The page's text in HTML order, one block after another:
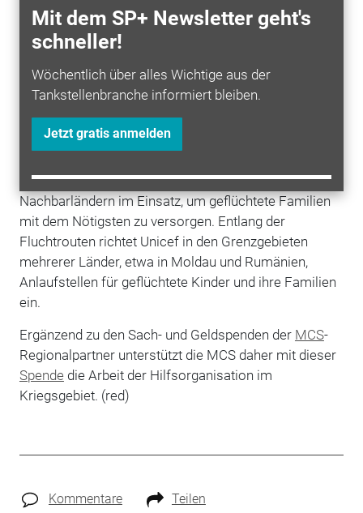
Mit dem SP+ Newsletter geht's
schneller!
Wöchentlich über alles Wichtige aus der
Tankstellenbranche informiert bleiben.
Jetzt gratis anmelden
Die Unicef ist in derUkraineund in vielen
Nachbarländern im Einsatz, um geflüchtete Familien
mit dem Nötigsten zu versorgen. Entlang der
Fluchtrouten richtet Unicef in den Grenzgebieten
mehrerer Länder, etwa in Moldau und Rumänien,
Anlaufstellen für geflüchtete Kinder und ihre Familien
ein.
Ergänzend zu den Sach- und Geldspenden der MCS-
Regionalpartner unterstützt die MCS daher mit dieser
Spende die Arbeit der Hilfsorganisation im
Kriegsgebiet. (red)
Kommentare Teilen